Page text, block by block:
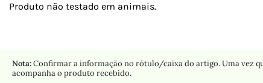
Produto não testado em animais.
Nota:Confirmar a informação no rótulo/caixa do artigo. Uma vez
acompanha o produto recebido.